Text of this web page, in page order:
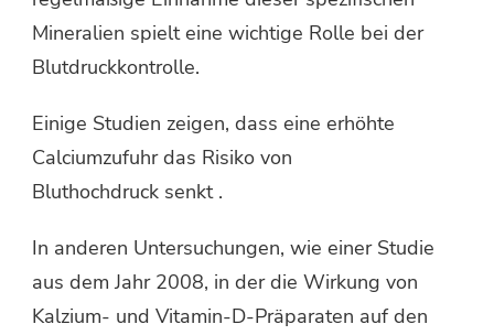
Mineralien spielt eine wichtige Rolle bei der
Blutdruckkontrolle.
Einige Studien zeigen, dass eine erhöhte
Calciumzufuhr das Risiko von
Bluthochdruck senkt .
In anderen Untersuchungen, wie einer Studie
aus dem Jahr 2008, in der die Wirkung von
Kalzium- und Vitamin-D-Präparaten auf den